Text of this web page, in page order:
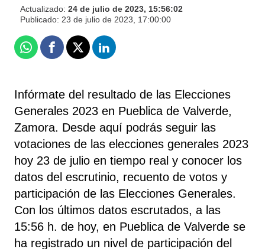
Actualizado: 24 de julio de 2023, 15:56:02
Publicado: 23 de julio de 2023, 17:00:00
WhatsappFacebook
X Linkedin
Infórmate del resultado de las Elecciones
Generales 2023 en Pueblica de Valverde,
Zamora. Desde aquí podrás seguir las
votaciones de las elecciones generales 2023
hoy 23 de julio en tiempo real y conocer los
datos del escrutinio, recuento de votos y
participación de las Elecciones Generales.
Con los últimos datos escrutados, a las
15:56 h. de hoy, en Pueblica de Valverde se
ha registrado un nivel de participación del